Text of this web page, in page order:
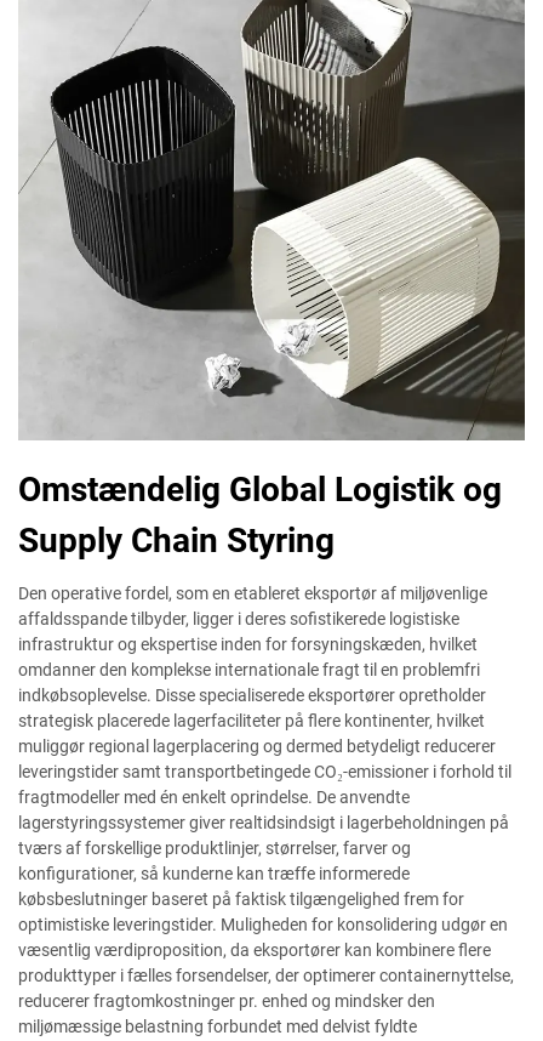
Omstændelig Global Logistik og
Supply Chain Styring
Den operative fordel, som en etableret eksportør af miljøvenlige
affaldsspande tilbyder, ligger i deres sofistikerede logistiske
infrastruktur og ekspertise inden for forsyningskæden, hvilket
omdanner den komplekse internationale fragt til en problemfri
indkøbsoplevelse. Disse specialiserede eksportører opretholder
strategisk placerede lagerfaciliteter på flere kontinenter, hvilket
muliggør regional lagerplacering og dermed betydeligt reducerer
leveringstider samt transportbetingede CO₂-emissioner i forhold til
fragtmodeller med én enkelt oprindelse. De anvendte
lagerstyringssystemer giver realtidsindsigt i lagerbeholdningen på
tværs af forskellige produktlinjer, størrelser, farver og
konfigurationer, så kunderne kan træffe informerede
købsbeslutninger baseret på faktisk tilgængelighed frem for
optimistiske leveringstider. Muligheden for konsolidering udgør en
væsentlig værdiproposition, da eksportører kan kombinere flere
produkttyper i fælles forsendelser, der optimerer containernyttelse,
reducerer fragtomkostninger pr. enhed og mindsker den
miljømæssige belastning forbundet med delvist fyldte